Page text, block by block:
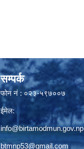
सम्पर्क
फोन नं : ०२३-५९७००७
ईमेल:
info@birtamodmun.gov.np
btmnp53@gmail.com